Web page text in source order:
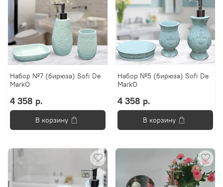
Набор №7 (бирюза) Sofi De
MarkO
4 358 р.
В корзину
Набор №5 (бирюза) Sofi De
MarkO
4 358 р.
В корзину